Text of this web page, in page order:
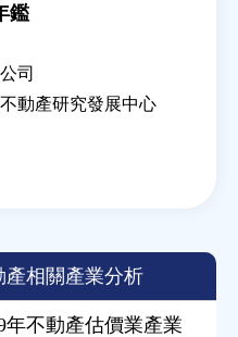
鑑
司
動產研究發展中心
產相關產業分析
年不動產估價業產業